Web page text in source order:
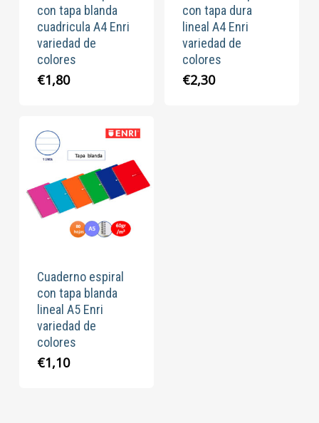
con tapa blanda
cuadricula A4 Enri
variedad de
colores
€1,80
con tapa dura
lineal A4 Enri
variedad de
colores
€2,30
Cuaderno espiral
con tapa blanda
lineal A5 Enri
variedad de
colores
€1,10